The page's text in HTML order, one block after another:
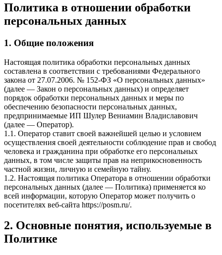
Политика в отношении обработки
персональных данных
1. Общие положения
Настоящая политика обработки персональных данных
составлена в соответствии с требованиями Федерального
закона от 27.07.2006. № 152-ФЗ «О персональных данных»
(далее — Закон о персональных данных) и определяет
порядок обработки персональных данных и меры по
обеспечению безопасности персональных данных,
предпринимаемые ИП Шулер Вениамин Владиславович
(далее — Оператор).
1.1. Оператор ставит своей важнейшей целью и условием
осуществления своей деятельности соблюдение прав и свобод
человека и гражданина при обработке его персональных
данных, в том числе защиты прав на неприкосновенность
частной жизни, личную и семейную тайну.
1.2. Настоящая политика Оператора в отношении обработки
персональных данных (далее — Политика) применяется ко
всей информации, которую Оператор может получить о
посетителях веб-сайта https://posm.ru/.
2. Основные понятия, используемые в
Политике